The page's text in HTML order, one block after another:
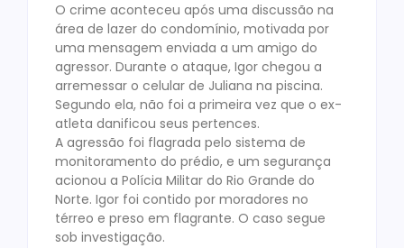
O crime aconteceu após uma discussão na
área de lazer do condomínio, motivada por
uma mensagem enviada a um amigo do
agressor. Durante o ataque, Igor chegou a
arremessar o celular de Juliana na piscina.
Segundo ela, não foi a primeira vez que o ex-
atleta danificou seus pertences.
A agressão foi flagrada pelo sistema de
monitoramento do prédio, e um segurança
acionou a Polícia Militar do Rio Grande do
Norte. Igor foi contido por moradores no
térreo e preso em flagrante. O caso segue
sob investigação.